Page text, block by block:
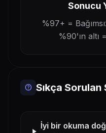
Sonucu
%97+ =
%90'ın altı
help Sıkça Sorulan
İyi bir okuma